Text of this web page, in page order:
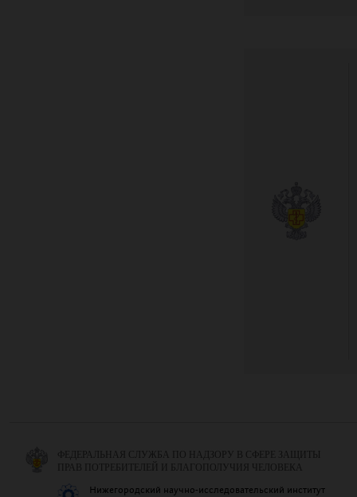
ФЕДЕРАЛЬНАЯ СЛУЖБА ПО НАДЗОРУ В СФЕРЕ ЗАЩИТЫ
ПРАВ ПОТРЕБИТЕЛЕЙ И БЛАГОПОЛУЧИЯ ЧЕЛОВЕКА
Нижегородский научно-исследовательский институт